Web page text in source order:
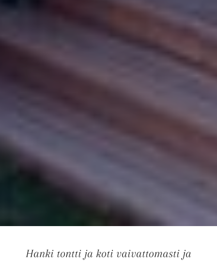
Hanki tontti ja koti vaivattomasti ja